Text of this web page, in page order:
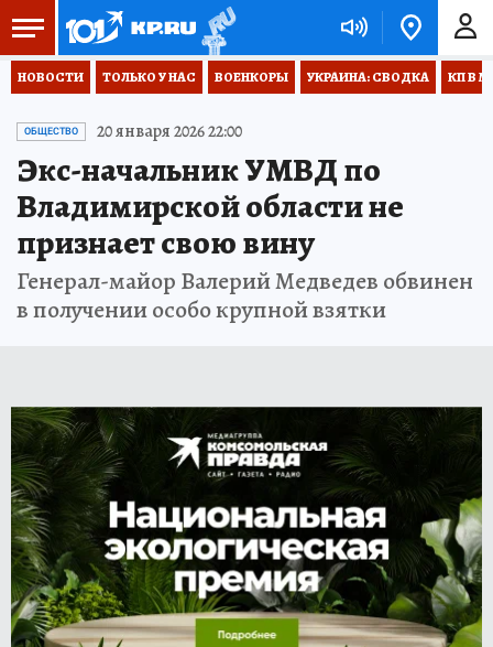
НОВОСТИ ТОЛЬКО У НАС ВОЕНКОРЫ УКРАИНА: СВОДКА КП В
ОБЩЕСТВО 20 января 2026 22:00
Экс-начальник УМВД по
Владимирской области не
признает свою вину
Генерал-майор Валерий Медведев обвинен
в получении особо крупной взятки